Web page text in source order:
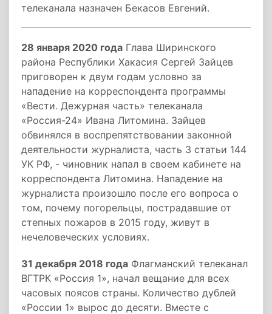
телеканала назначен Бекасов Евгений.
28 января 2020 года Глава Ширинского
района Республики Хакасия Сергей Зайцев
приговорен к двум годам условно за
нападение на корреспондента программы
«Вести. Дежурная часть» телеканала
«Россия-24» Ивана Литомина. Зайцев
обвинялся в воспрепятствовании законной
деятельности журналиста, часть 3 статьи 144
УК РФ, - чиновник напал в своем кабинете на
корреспондента Литомина. Нападение на
журналиста произошло после его вопроса о
том, почему погорельцы, пострадавшие от
степных пожаров в 2015 году, живут в
нечеловеческих условиях.
31 декабря 2018 года Флагманский телеканал
ВГТРК «Россия 1», начал вещание для всех
часовых поясов страны. Количество дублей
«России 1» вырос до десяти. Вместе с